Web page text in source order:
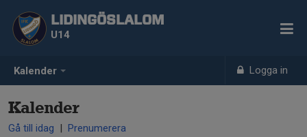
Kalender Logga in
LIDINGÖSLALOM
U14
Kalender
Gå till idag | Prenumerera